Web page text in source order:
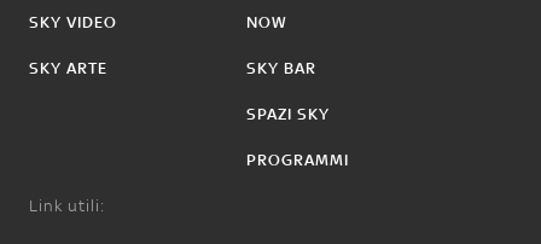
SKY VIDEO
SKY ARTE
NOW
SKY BAR
SPAZI SKY
PROGRAMMI
Link utili: